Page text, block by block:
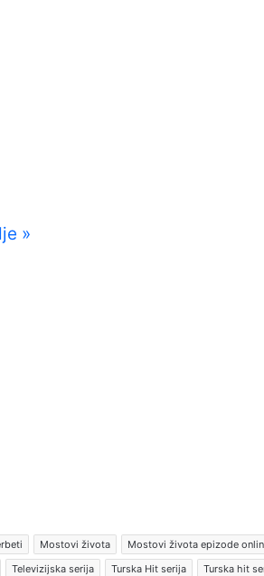
»
Mostovi života Mostovi života epizode
Televizijska serija Turska Hit serija
Turska hit